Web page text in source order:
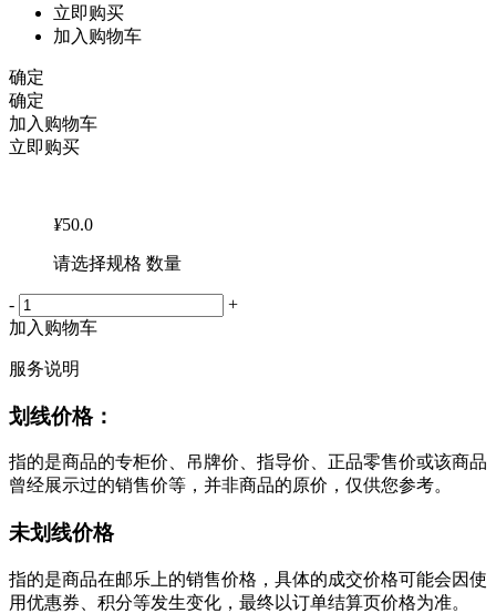
立即购买
加入购物车
确定
确定
加入购物车
立即购买
¥50.0
请选择规格 数量
-
+
加入购物车
服务说明
划线价格：
指的是商品的专柜价、吊牌价、指导价、正品零售价或该商品
曾经展示过的销售价等，并非商品的原价，仅供您参考。
未划线价格
指的是商品在邮乐上的销售价格，具体的成交价格可能会因使
用优惠券、积分等发生变化，最终以订单结算页价格为准。